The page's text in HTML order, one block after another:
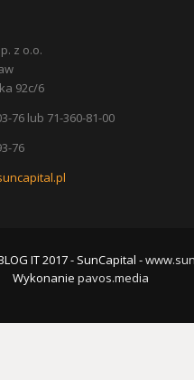
z o.o.
92c/6
76 lub 71-360-81-00
76
IT 2017 - SunCapital -
Wykonanie pavos.media